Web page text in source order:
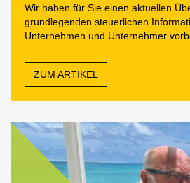
Wir haben für Sie einen aktuellen
grundlegenden steuerlichen
Unternehmen und Unternehmer
ZUM ARTIKEL